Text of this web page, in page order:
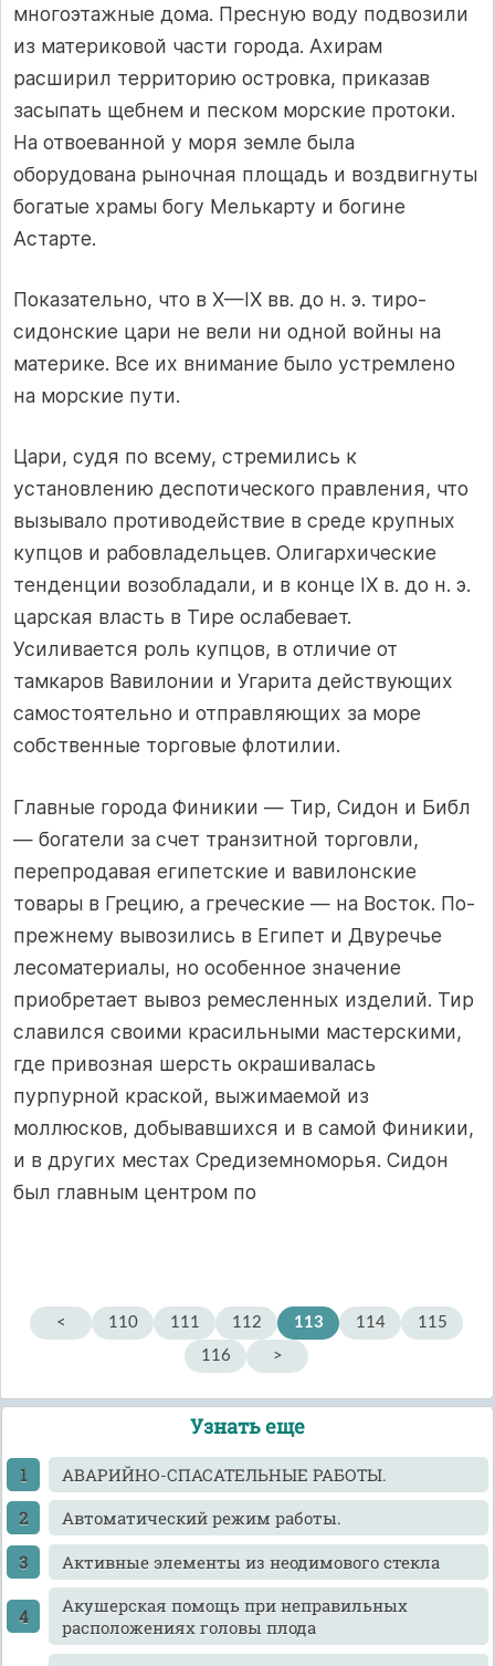
многоэтажные дома. Пресную воду подвозили
из материковой части города. Ахирам
расширил территорию островка, приказав
засыпать щебнем и песком морские протоки.
На отвоеванной у моря земле была
оборудована рыночная площадь и воздвигнуты
богатые храмы богу Мелькарту и богине
Астарте.
Показательно, что в X—IX вв. до н. э. тиро-
сидонские цари не вели ни одной войны на
материке. Все их внимание было устремлено
на морские пути.
Цари, судя по всему, стремились к
установлению деспотического правления, что
вызывало противодействие в среде крупных
купцов и рабовладельцев. Олигархические
тенденции возобладали, и в конце IX в. до н. э.
царская власть в Тире ослабевает.
Усиливается роль купцов, в отличие от
тамкаров Вавилонии и Угарита действующих
самостоятельно и отправляющих за море
собственные торговые флотилии.
Главные города Финикии — Тир, Сидон и Библ
— богатели за счет транзитной торговли,
перепродавая египетские и вавилонские
товары в Грецию, а греческие — на Восток. По-
прежнему вывозились в Египет и Двуречье
лесоматериалы, но особенное значение
приобретает вывоз ремесленных изделий. Тир
славился своими красильными мастерскими,
где привозная шерсть окрашивалась
пурпурной краской, выжимаемой из
моллюсков, добывавшихся и в самой Финикии,
и в других местах Средиземноморья. Сидон
был главным центром по
< 110 111 112 113 114
115
116
>
Узнать еще
АВАРИЙНО-СПАСАТЕЛЬНЫЕ РАБОТЫ.
Автоматический режим работы.
Активные элементы из неодимового стекла
Акушерская помощь при неправильных
расположениях головы плода